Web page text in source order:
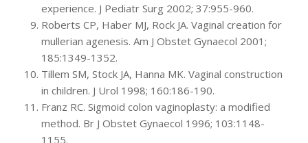
experience. J Pediatr Surg 2002; 37:955-960.
Roberts CP, Haber MJ, Rock JA. Vaginal creation for
mullerian agenesis. Am J Obstet Gynaecol 2001;
185:1349-1352.
Tillem SM, Stock JA, Hanna MK. Vaginal construction
in children. J Urol 1998; 160:186-190.
Franz RC. Sigmoid colon vaginoplasty: a modified
method. Br J Obstet Gynaecol 1996; 103:1148-
1155.